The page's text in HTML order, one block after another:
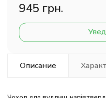
945 грн.
Описание